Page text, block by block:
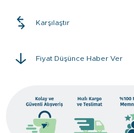
Karşılaştır
Fiyat Düşünce Haber Ver